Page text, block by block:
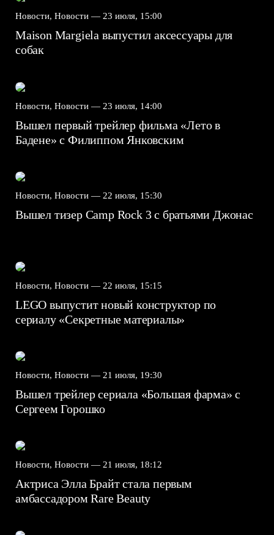
Новости, Новости — 23 июля, 15:00
Maison Margiela выпустил аксессуары для
собак
Новости, Новости — 23 июля, 14:00
Вышел первый трейлер фильма «Лето в
Бадене» с Филиппом Янковским
Новости, Новости — 22 июля, 15:30
Вышел тизер Camp Rock 3 с братьями Джонас
Новости, Новости — 22 июля, 15:15
LEGO выпустит новый конструктор по
сериалу «Секретные материалы»
Новости, Новости — 21 июля, 19:30
Вышел трейлер сериала «Большая фарма» с
Сергеем Горошко
Новости, Новости — 21 июля, 18:12
Актриса Элла Брайт стала первым
амбассадором Rare Beauty